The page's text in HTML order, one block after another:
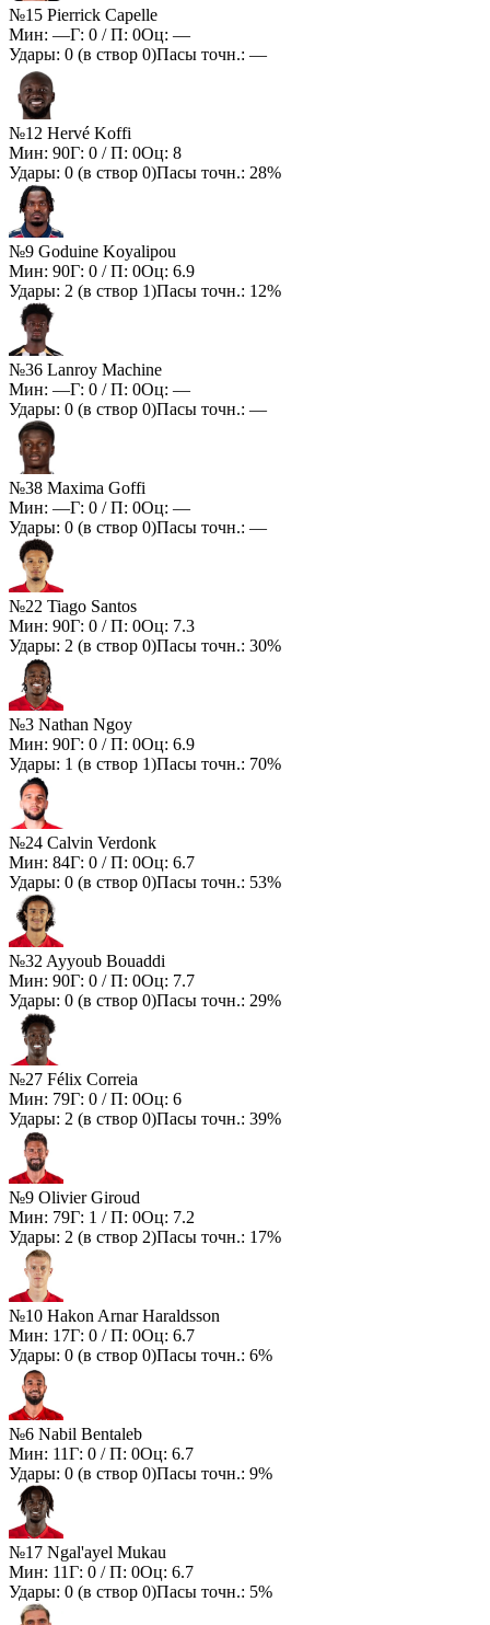
№15 Pierrick Capelle
Мин: —Г: 0 / П: 0Оц: —
Удары: 0 (в створ 0)Пасы точн.: —
№12 Hervé Koffi
Мин: 90Г: 0 / П: 0Оц: 8
Удары: 0 (в створ 0)Пасы точн.: 28%
№9 Goduine Koyalipou
Мин: 90Г: 0 / П: 0Оц: 6.9
Удары: 2 (в створ 1)Пасы точн.: 12%
№36 Lanroy Machine
Мин: —Г: 0 / П: 0Оц: —
Удары: 0 (в створ 0)Пасы точн.: —
№38 Maxima Goffi
Мин: —Г: 0 / П: 0Оц: —
Удары: 0 (в створ 0)Пасы точн.: —
№22 Tiago Santos
Мин: 90Г: 0 / П: 0Оц: 7.3
Удары: 2 (в створ 0)Пасы точн.: 30%
№3 Nathan Ngoy
Мин: 90Г: 0 / П: 0Оц: 6.9
Удары: 1 (в створ 1)Пасы точн.: 70%
№24 Calvin Verdonk
Мин: 84Г: 0 / П: 0Оц: 6.7
Удары: 0 (в створ 0)Пасы точн.: 53%
№32 Ayyoub Bouaddi
Мин: 90Г: 0 / П: 0Оц: 7.7
Удары: 0 (в створ 0)Пасы точн.: 29%
№27 Félix Correia
Мин: 79Г: 0 / П: 0Оц: 6
Удары: 2 (в створ 0)Пасы точн.: 39%
№9 Olivier Giroud
Мин: 79Г: 1 / П: 0Оц: 7.2
Удары: 2 (в створ 2)Пасы точн.: 17%
№10 Hakon Arnar Haraldsson
Мин: 17Г: 0 / П: 0Оц: 6.7
Удары: 0 (в створ 0)Пасы точн.: 6%
№6 Nabil Bentaleb
Мин: 11Г: 0 / П: 0Оц: 6.7
Удары: 0 (в створ 0)Пасы точн.: 9%
№17 Ngal'ayel Mukau
Мин: 11Г: 0 / П: 0Оц: 6.7
Удары: 0 (в створ 0)Пасы точн.: 5%